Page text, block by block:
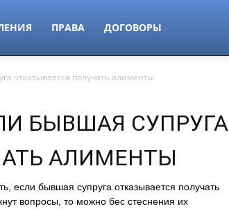
ПРАВА ДОГОВОРЫ
отказывается получать алименты
БЫВШАЯ СУПРУГА
АЛИМЕНТЫ
если бывшая супруга отказывается получать
вопросы, то можно бес стеснения их